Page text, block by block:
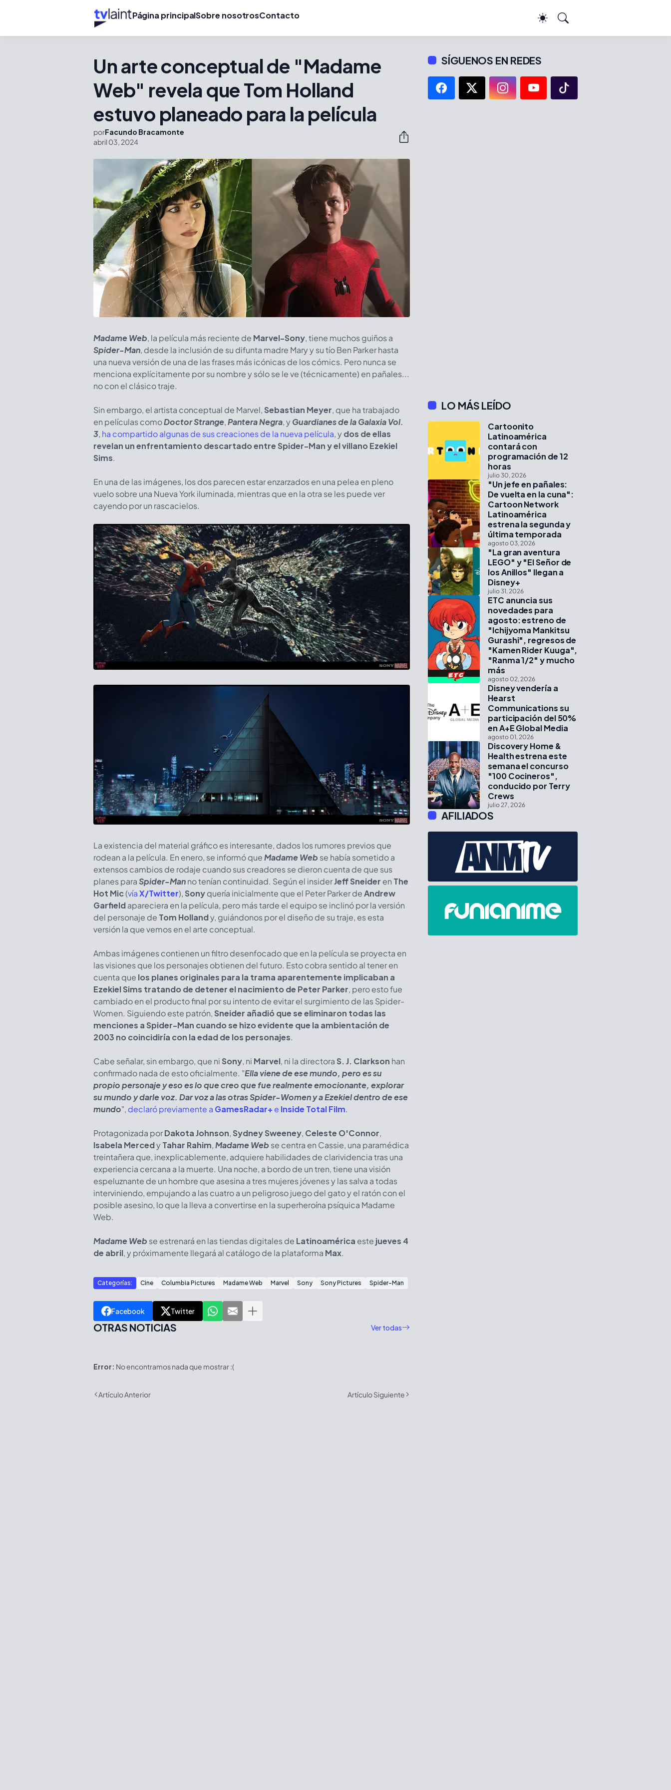
Página principalSobre nosotrosContacto
Un arte conceptual de "Madame
Web" revela que Tom Holland
estuvo planeado para la película
porFacundo Bracamonte
abril 03, 2024
Madame Web, la película más reciente de Marvel-Sony, tiene muchos guiños a
Spider-Man, desde la inclusión de su difunta madre Mary y su tío Ben Parker hasta
una nueva versión de una de las frases más icónicas de los cómics. Pero nunca se
menciona explícitamente por su nombre y sólo se le ve (técnicamente) en pañales...
no con el clásico traje.
Sin embargo, el artista conceptual de Marvel, Sebastian Meyer, que ha trabajado
en películas comoDoctor Strange,Pantera Negra, yGuardianes de la Galaxia Vol.
3, ha compartido algunas de sus creaciones de la nueva película, ydos de ellas
revelan un enfrentamiento descartado entre Spider-Man y el villano Ezekiel
Sims.
En una de las imágenes, los dos parecen estar enzarzados en una pelea en pleno
vuelo sobre una Nueva York iluminada, mientras que en la otra se les puede ver
cayendo por un rascacielos.
La existencia del material gráfico es interesante, dados los rumores previos que
rodean a la película. En enero, se informó queMadame Web se había sometido a
extensos cambios de rodaje cuando sus creadores se dieron cuenta de que sus
planes paraSpider-Manno tenían continuidad. Según el insiderJeff Sneider en The
Hot Mic(víaX/Twitter), Sonyquería inicialmente que el Peter Parker deAndrew
Garfieldapareciera en la película, pero más tarde el equipo se inclinó por la versión
del personaje de Tom Hollandy, guiándonos por el diseño de su traje, es esta
versión la que vemos en el arte conceptual.
Ambas imágenes contienen un filtro desenfocado que en la película se proyecta en
las visiones que los personajes obtienen del futuro. Esto cobra sentido al tener en
cuenta que los planes originales para la trama aparentemente implicaban a
Ezekiel Sims tratando de detener el nacimiento de Peter Parker, pero esto fue
cambiado en el producto final por su intento de evitar el surgimiento de las Spider-
Women. Siguiendo este patrón, Sneider añadió que se eliminaron todas las
menciones a Spider-Man cuando se hizo evidente que la ambientación de
2003 no coincidiría con la edad de los personajes.
Cabe señalar, sin embargo, que ni Sony, ni Marvel, ni la directora S. J. Clarkson han
confirmado nada de esto oficialmente. "Ella viene de ese mundo, pero es su
propio personaje y eso es lo que creo que fue realmente emocionante, explorar
su mundo y darle voz. Dar voz a las otras Spider-Women y a Ezekiel dentro de ese
mundo", declaró previamente a GamesRadar+ e Inside Total Film.
Protagonizada porDakota Johnson, Sydney Sweeney, Celeste O'Connor,
Isabela MercedyTahar Rahim,Madame Web se centra en Cassie, una paramédica
treintañera que, inexplicablemente, adquiere habilidades de clarividencia tras una
experiencia cercana a la muerte. Una noche, a bordo de un tren, tiene una visión
espeluznante de un hombre que asesina a tres mujeres jóvenes y las salva a todas
interviniendo, empujando a las cuatro a un peligroso juego del gato y el ratón con el
posible asesino, lo que la lleva a convertirse en la superheroína psíquica Madame
Web.
Madame Web se estrenará en las tiendas digitales de Latinoamérica este jueves 4
de abril, y próximamente llegará al catálogo de la plataforma Max.
Categorías: Cine Columbia Pictures Madame Web Marvel Sony Sony Pictures Spider-Man
Facebook Twitter
OTRAS NOTICIAS Ver todas
Error: No encontramos nada que mostrar :(
Artículo Anterior Artículo Siguiente
SÍGUENOS EN REDES
LO MÁS LEÍDO
Cartoonito
Latinoamérica
contará con
programación de 12
horas
julio 30, 2026
"Un jefe en pañales:
De vuelta en la cuna":
Cartoon Network
Latinoamérica
estrena la segunda y
última temporada
agosto 03, 2026
"La gran aventura
LEGO" y "El Señor de
los Anillos" llegan a
Disney+
julio 31, 2026
ETC anuncia sus
novedades para
agosto: estreno de
"Ichijyoma Mankitsu
Gurashi", regresos de
"Kamen Rider Kuuga",
"Ranma 1/2" y mucho
más
agosto 02, 2026
Disney vendería a
Hearst
Communications su
participación del 50%
en A+E Global Media
agosto 01, 2026
Discovery Home &
Health estrena este
semana el concurso
"100 Cocineros",
conducido por Terry
Crews
julio 27, 2026
AFILIADOS